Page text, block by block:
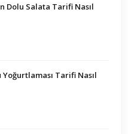
Dolu Salata Tarifi Nasıl
Tarifi Nasıl